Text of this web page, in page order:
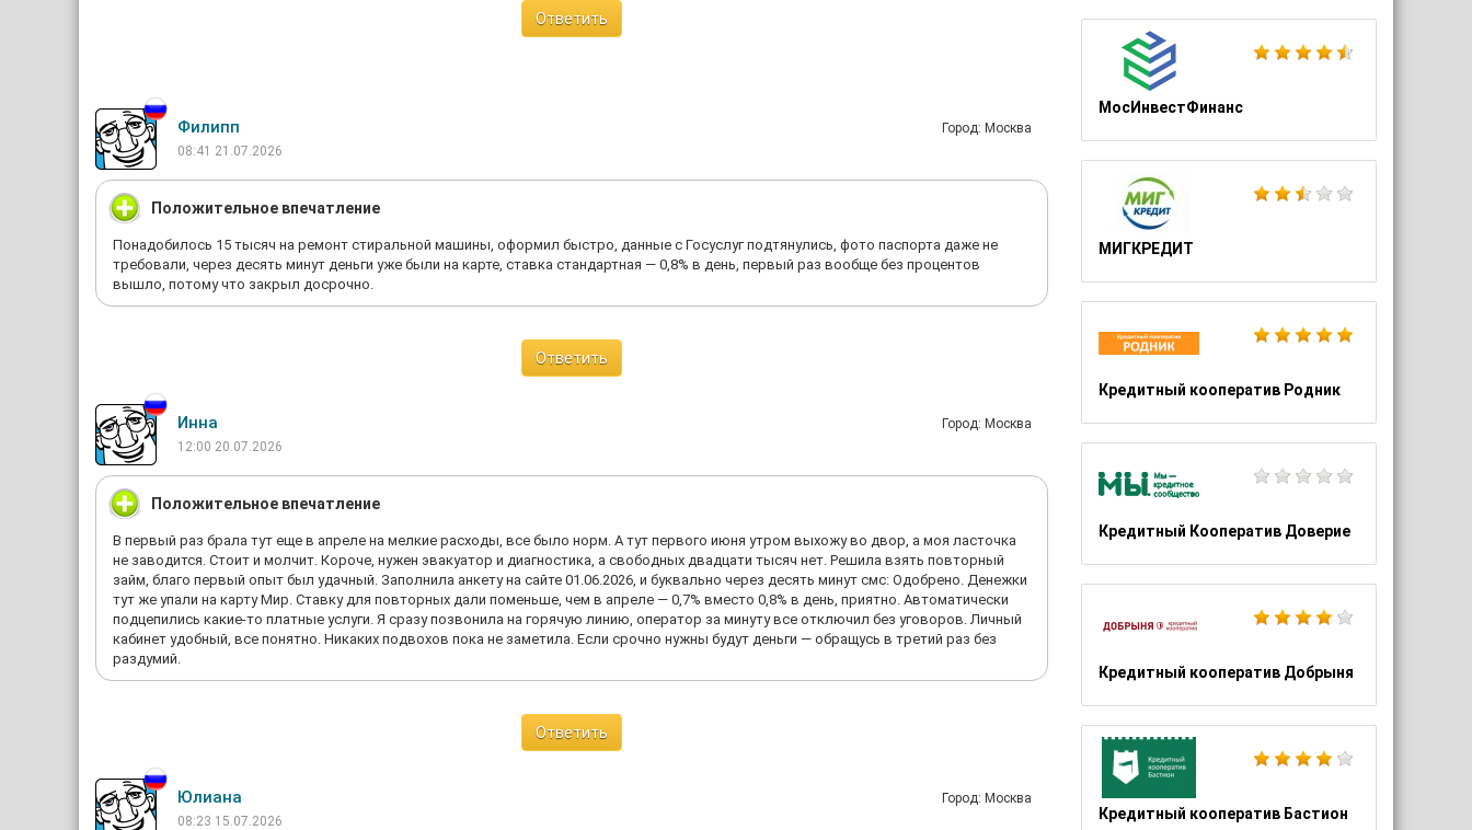
МосИнвестФинанс
МИГКРЕДИТ
Кредитный кооператив Родник
Кредитный Кооператив Доверие
Кредитный кооператив Добрыня
Кредитный кооператив Бастион
Ответить
Филипп
Город: Москва
08:41 21.07.2026
Положительное впечатление
Понадобилось 15 тысяч на ремонт стиральной машины, оформил быстро, данные с Госуслуг подтянулись, фото паспорта даже не
требовали, через десять минут деньги уже были на карте, ставка стандартная — 0,8% в день, первый раз вообще без процентов
вышло, потому что закрыл досрочно.
Ответить
Инна
Город: Москва
12:00 20.07.2026
Положительное впечатление
В первый раз брала тут еще в апреле на мелкие расходы, все было норм. А тут первого июня утром выхожу во двор, а моя ласточка
не заводится. Стоит и молчит. Короче, нужен эвакуатор и диагностика, а свободных двадцати тысяч нет. Решила взять повторный
займ, благо первый опыт был удачный. Заполнила анкету на сайте 01.06.2026, и буквально через десять минут смс: Одобрено. Денежки
тут же упали на карту Мир. Ставку для повторных дали поменьше, чем в апреле — 0,7% вместо 0,8% в день, приятно. Автоматически
подцепились какие-то платные услуги. Я сразу позвонила на горячую линию, оператор за минуту все отключил без уговоров. Личный
кабинет удобный, все понятно. Никаких подвохов пока не заметила. Если срочно нужны будут деньги — обращусь в третий раз без
раздумий.
Ответить
Юлиана
Город: Москва
08:23 15.07.2026